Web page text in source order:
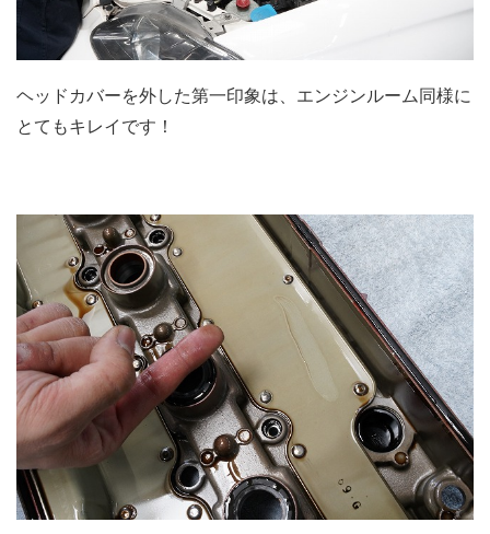
ヘッドカバーを外した第一印象は、エンジンルーム同様に
とてもキレイです！